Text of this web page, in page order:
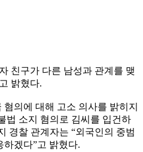
친구가 다른 남성과 관계를 맺
밝혔다.
의에 대해 고소 의사를 밝히지
법 소지 혐의로 김씨를 입건하
경찰 관계자는 “외국인의 중범
하겠다”고 밝혔다.